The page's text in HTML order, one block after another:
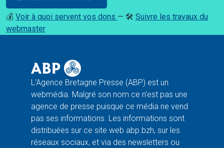
💰 Voir à quoi servent vos dons — 🛠️ Suivre les travaux du
webmaster
L'Agence Bretagne Presse (ABP) est un
webmédia. Malgré son nom ce n'est pas une
agence de presse puisque ce média ne vend
pas ses informations. Les informations sont
distribuées sur ce site web abp.bzh, sur les
réseaux sociaux, et via des newsletters ou